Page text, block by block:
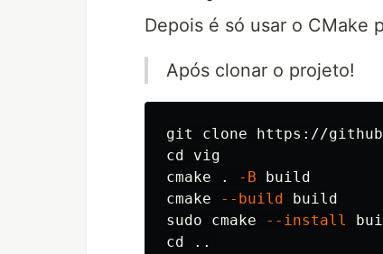
Depois é só usar o CMake
Após clonar o projeto!
cd vig
cmake
. -B build
cmake
--build
sudo cmake --install
cd